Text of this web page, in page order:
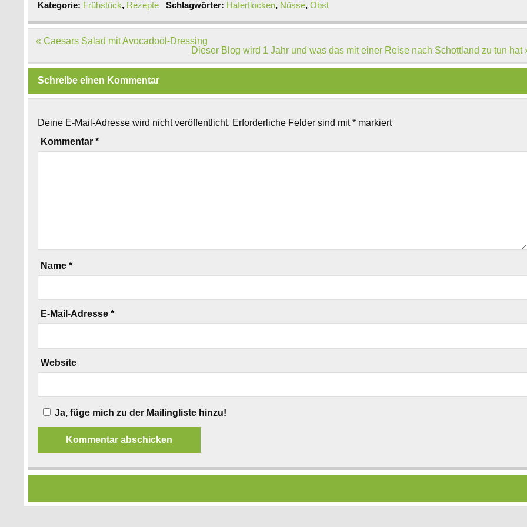
Kategorie: Frühstück, Rezepte Schlagwörter: Haferflocken, Nüsse, Obst
Beitragsnavigation
« Caesars Salad mit Avocadoöl-Dressing
Dieser Blog wird 1 Jahr und was das mit einer Reise nach Schottland zu tun hat
Schreibe einen Kommentar
Deine E-Mail-Adresse wird nicht veröffentlicht. Erforderliche Felder sind mit* markiert
Kommentar*
Name*
E-Mail-Adresse*
Website
Ja, füge mich zu der Mailingliste hinzu!